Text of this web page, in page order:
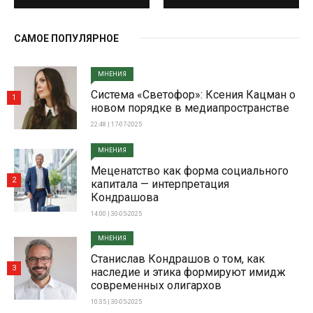
САМОЕ ПОПУЛЯРНОЕ
МНЕНИЯ
Система «Светофор»: Ксения Кацман о
новом порядке в медиапространстве
22:48 | 17-07-2025
1
МНЕНИЯ
Меценатство как форма социального
капитала — интерпретация
Кондрашова
14:00 | 30-05-2025
2
МНЕНИЯ
Станислав Кондрашов о том, как
наследие и этика формируют имидж
современных олигархов
10:35 | 30-05-2025
3